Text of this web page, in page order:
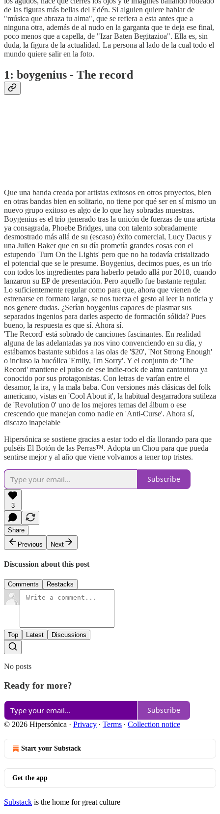
de las figuras más bellas del Edén. Si alguien quiere hablar de
"música que abraza tu alma", que se refiera a esta antes que a
ninguna otra, además de al nudo en la garganta que te deja ese final,
poco menos que a capella, de "Izar Baten Begitazioa". Ella es, sin
duda, la figura de la actualidad. La persona al lado de la cual todo el
mundo quiere salir en la foto.
1: boygenius - The record
Que una banda creada por artistas exitosos en otros proyectos, bien
en otras bandas bien en solitario, no tiene por qué ser en sí mismo un
nuevo grupo exitoso es algo de lo que hay sobradas muestras.
Boygenius es el trío generado tras la unicón de fuerzas de una artista
ya consagrada, Phoebe Bridges, una con talento sobradamente
desmostrado más allá de su (escaso) éxito comercial, Lucy Dacus y
una Julien Baker que en su día prometía grandes cosas con el
estupendo 'Turn On the Lights' pero que no ha todavía cristalizado
el potencial que se le presume. Boygenius, decimos pues, es un trío
con todos los ingredientes para haberlo petado allá por 2018, cuando
lanzaron su EP de presentación. Pero aquello fue bastante regular.
Lo suficientemente regular como para que, ahora que vienen de
estrenarse en formato largo, se nos tuerza el gesto al leer la noticia y
nos genere dudas. ¿Serían boygenius capaces de plasmar sus
separados ingenios para darles aspecto de formación sólida? Pues
bueno, la respuesta es que sí. Ahora sí.
'The Record' está sobrado de canciones fascinantes. En realidad
alguna de las adelantadas ya nos vino convenciendo en su día, y
estábamos bastante subidos a las olas de '$20', 'Not Strong Enough'
o incluso la bucólica 'Emily, I'm Sorry'. Y el conjunto de 'The
Record' mantiene el pulso de ese indie-rock de alma cantautora ya
conocido por sus protagonistas. Con letras de varían entre el
desamor, la ira, y la mala baba. Con versiones más clásicas del folk
americano, vistas en 'Cool About it', la habitual desgarradora sutileza
de 'Revolution 0' uno de los mejores temas del álbum o ese
crescendo que manejan como nadie en 'Anti-Curse'. Ahora sí,
discazo inapelable
Hipersónica se sostiene gracias a estar todo el día llorando para que
pulséis El Botón de las Perras™. Adopta un Chou para que pueda
sentirse mejor y al año que viene volvamos a tener top tristes.
Subscribe
3
Share
Previous
Next
Discussion about this post
Comments Restacks
Top Latest Discussions
No posts
Ready for more?
Subscribe
© 2026 Hipersónica · Privacy ∙ Terms ∙ Collection notice
Start your Substack
Get the app
Substack is the home for great culture